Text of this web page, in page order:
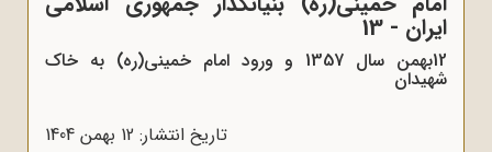
ایران - 13
12بهمن سال 1357 و ورود امام خمینی(ره) به خاک
شهیدان
تاریخ انتشار: 12 بهمن 1404